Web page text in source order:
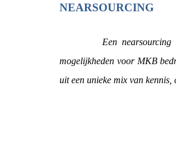
NEARSOURCING
Een nearsourcing
mogelijkheden voor MKB
uit een unieke mix van